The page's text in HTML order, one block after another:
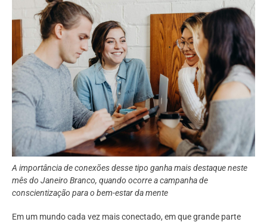
A importância de conexões desse tipo ganha mais destaque neste
mês do Janeiro Branco, quando ocorre a campanha de
conscientização para o bem-estar da mente
Em um mundo cada vez mais conectado, em que grande parte